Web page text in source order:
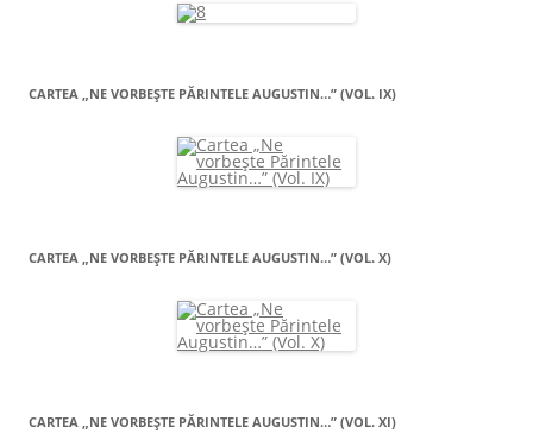
CARTEA „NE VORBEŞTE PĂRINTELE AUGUSTIN…” (VOL. IX)
CARTEA „NE VORBEŞTE PĂRINTELE AUGUSTIN…” (VOL. X)
CARTEA „NE VORBEŞTE PĂRINTELE AUGUSTIN…” (VOL. XI)